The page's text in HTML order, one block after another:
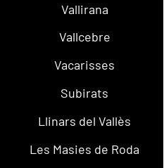
Vallirana
Vallcebre
Vacarisses
Subirats
Llinars del Vallès
Les Masies de Roda